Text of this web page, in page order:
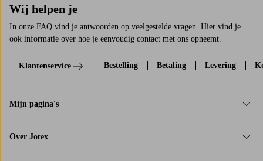
Wij helpen je
In onze FAQ vind je antwoorden op veelgestelde vragen. Hier vind je
ook informatie over hoe je eenvoudig contact met ons opneemt.
Klantenservice Bestelling Betaling Levering
Mijn pagina's
Over Jotex